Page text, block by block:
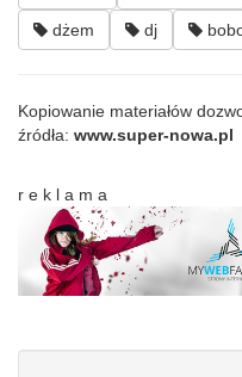
dżem dj
Kopiowanie materiałów
źródła: www.super-nowa.pl
r e k l a m a